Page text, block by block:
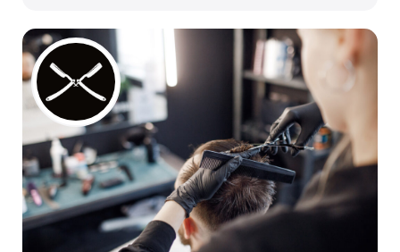
Dla mediów
Kibice